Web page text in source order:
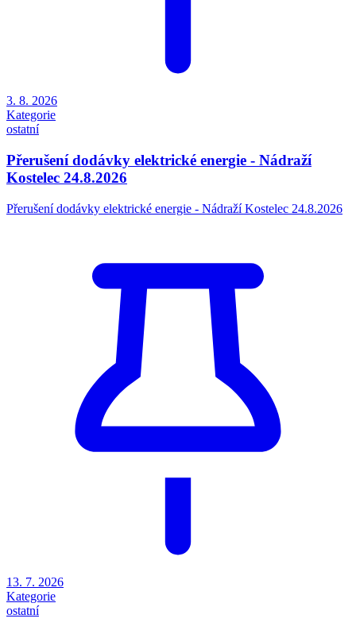
3. 8. 2026
Kategorie
ostatní
Přerušení dodávky elektrické energie - Nádraží
Kostelec 24.8.2026
Přerušení dodávky elektrické energie - Nádraží Kostelec 24.8.2026
13. 7. 2026
Kategorie
ostatní